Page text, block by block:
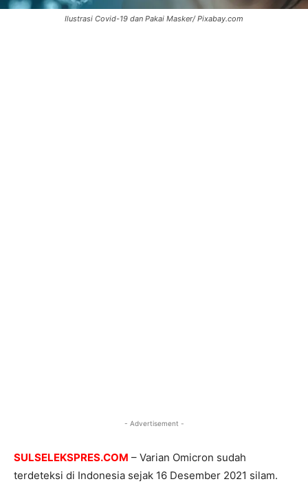
Ilustrasi Covid-19 dan Pakai Masker/ Pixabay.com
- Advertisement -
SULSELEKSPRES.COM – Varian Omicron sudah
terdeteksi di Indonesia sejak 16 Desember 2021 silam.